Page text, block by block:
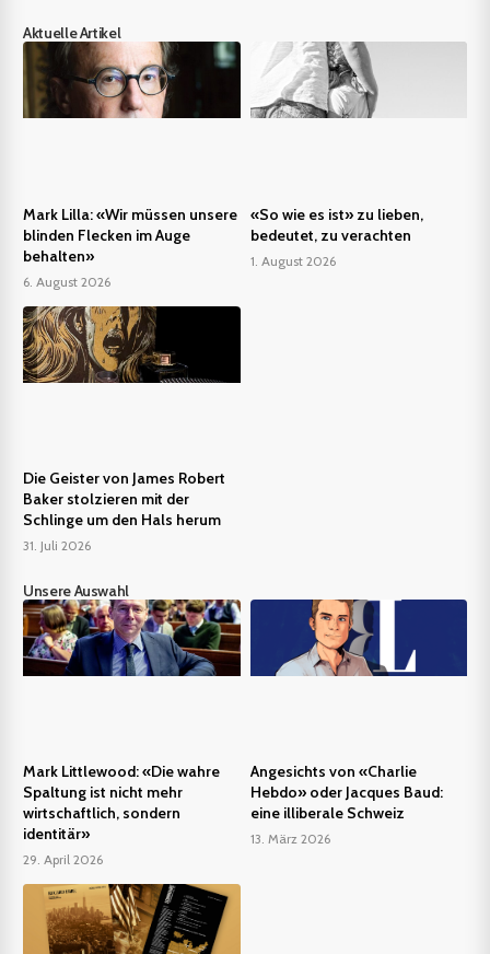
Aktuelle Artikel
Mark Lilla: «Wir müssen unsere
blinden Flecken im Auge
behalten»
6. August 2026
«So wie es ist» zu lieben,
bedeutet, zu verachten
1. August 2026
Die Geister von James Robert
Baker stolzieren mit der
Schlinge um den Hals herum
31. Juli 2026
Unsere Auswahl
Mark Littlewood: «Die wahre
Spaltung ist nicht mehr
wirtschaftlich, sondern
identitär»
29. April 2026
Angesichts von «Charlie
Hebdo» oder Jacques Baud:
eine illiberale Schweiz
13. März 2026